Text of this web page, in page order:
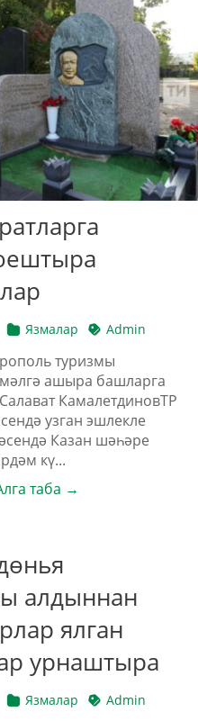
Язмалар Admin
туризмы
ашыра башларга
КамалетдиновТР
узган эшлекле
Казан шәһәре
кү...
таба →
алдыннан
ялган
урнаштыра
Язмалар Admin